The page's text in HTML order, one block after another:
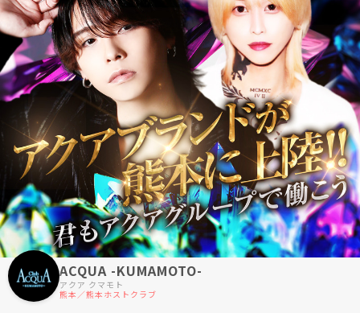
ACQUA -KUMAMOTO-
アクア クマモト
熊本／熊本ホストクラブ